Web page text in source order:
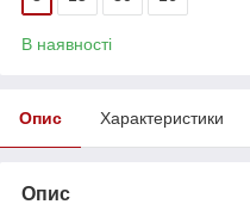
В наявності
Опис Характеристики
Опис